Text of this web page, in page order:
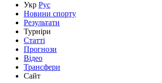
Укр Рус
Новини спорту
Результати
Турніри
Статті
Прогнози
Відео
Трансфери
Сайт